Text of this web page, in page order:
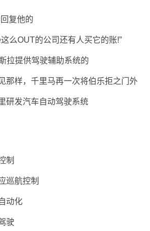
复他的
么OUT的公司还有人买它的账!”
拉提供驾驶辅助系统的
那样，千里马再一次将伯乐拒之门外
研发汽车自动驾驶系统
制
巡航控制
动化
驶